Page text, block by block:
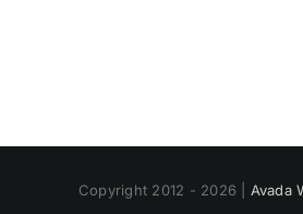
Copyright 2012 - 2026 | Avada